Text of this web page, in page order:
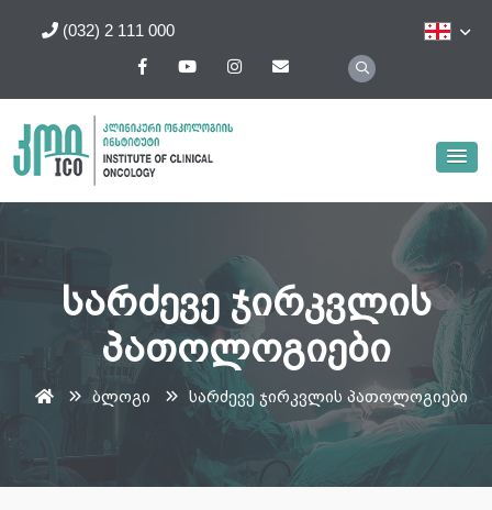
(032) 2 111 000
სარძევე ჯირკვლის
პათოლოგიები
ბლოგი სარძევე ჯირკვლის პათოლოგიები